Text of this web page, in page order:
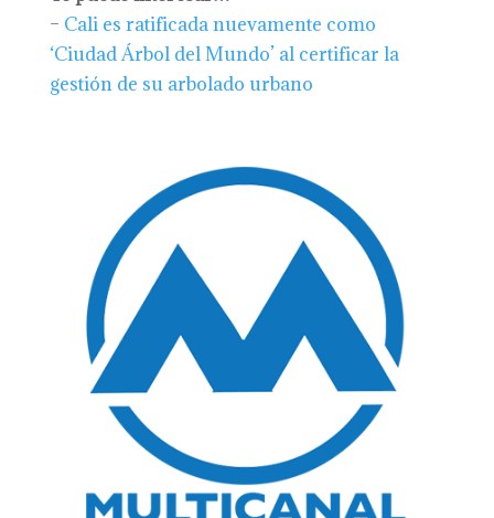
– Cali es ratificada nuevamente como
‘Ciudad Árbol del Mundo’ al certificar la
gestión de su arbolado urbano